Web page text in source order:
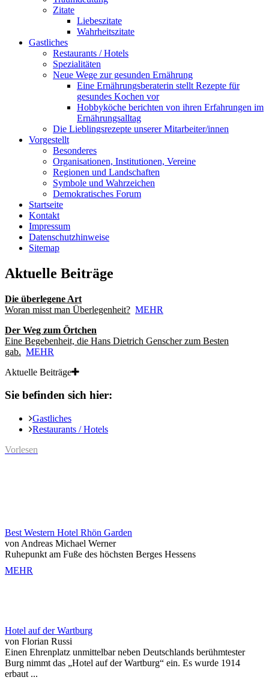
Zitate
Liebeszitate
Wahrheitszitate
Gastliches
Restaurants / Hotels
Spezialitäten
Neue Wege zur gesunden Ernährung
Eine Ernährungsberaterin stellt Rezepte für
gesundes Kochen vor
Hobbyköche berichten von ihren Erfahrungen im
Ernährungsalltag
Die Lieblingsrezepte unserer Mitarbeiter/innen
Vorgestellt
Besonderes
Organisationen, Institutionen, Vereine
Regionen und Landschaften
Symbole und Wahrzeichen
Demokratisches Forum
Startseite
Kontakt
Impressum
Datenschutzhinweise
Sitemap
Aktuelle Beiträge
Die überlegene Art
Woran misst man Überlegenheit? MEHR
Der Weg zum Örtchen
Eine Begebenheit, die Hans Dietrich Genscher zum Besten
gab. MEHR
Aktuelle Beiträge
Sie befinden sich hier:
Gastliches
Restaurants / Hotels
Vorlesen
Best Western Hotel Rhön Garden
von Andreas Michael Werner
Ruhepunkt am Fuße des höchsten Berges Hessens
MEHR
Hotel auf der Wartburg
von Florian Russi
Einen Ehrenplatz unmittelbar neben Deutschlands berühmtester
Burg nimmt das „Hotel auf der Wartburg“ ein. Es wurde 1914
erbaut ...